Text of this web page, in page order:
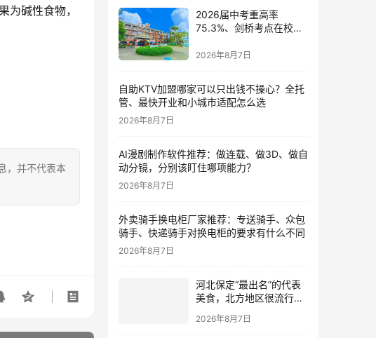
碱性食物，
，并不代表本
2026届中考重高率
75.3%、剑桥考点在校
校的17年答卷
2026年8月7日
自助KTV加盟哪家可以只出钱不操心？全托
管、最快开业和小城市适配怎么选
2026年8月7日
AI漫剧制作软件推荐：做连载、做3D、做自
动分镜，分别该盯住哪项能力？
2026年8月7日
外卖骑手换电柜厂家推荐：专送骑手、众包
骑手、快递骑手对换电柜的要求有什么不同
2026年8月7日
河北保定“最出名”的代表
美食，北方地区很流行，
2026年8月7日